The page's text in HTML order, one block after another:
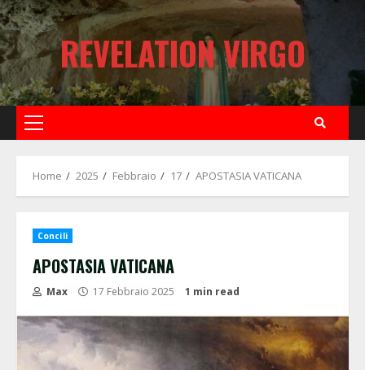
Skip
to
content
REVELATION VIRGO
Primary
Home 2025 Febbraio 17 APOSTASIA VATICANA
Concili
APOSTASIA VATICANA
Max 17 Febbraio 2025 1 min read